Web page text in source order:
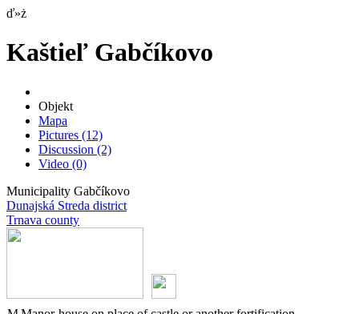
ď»ż
Kaštieľ Gabčíkovo
Objekt
Mapa
Pictures (12)
Discussion (2)
Video (0)
Municipality Gabčíkovo
Dunajská Streda district
Trnava county